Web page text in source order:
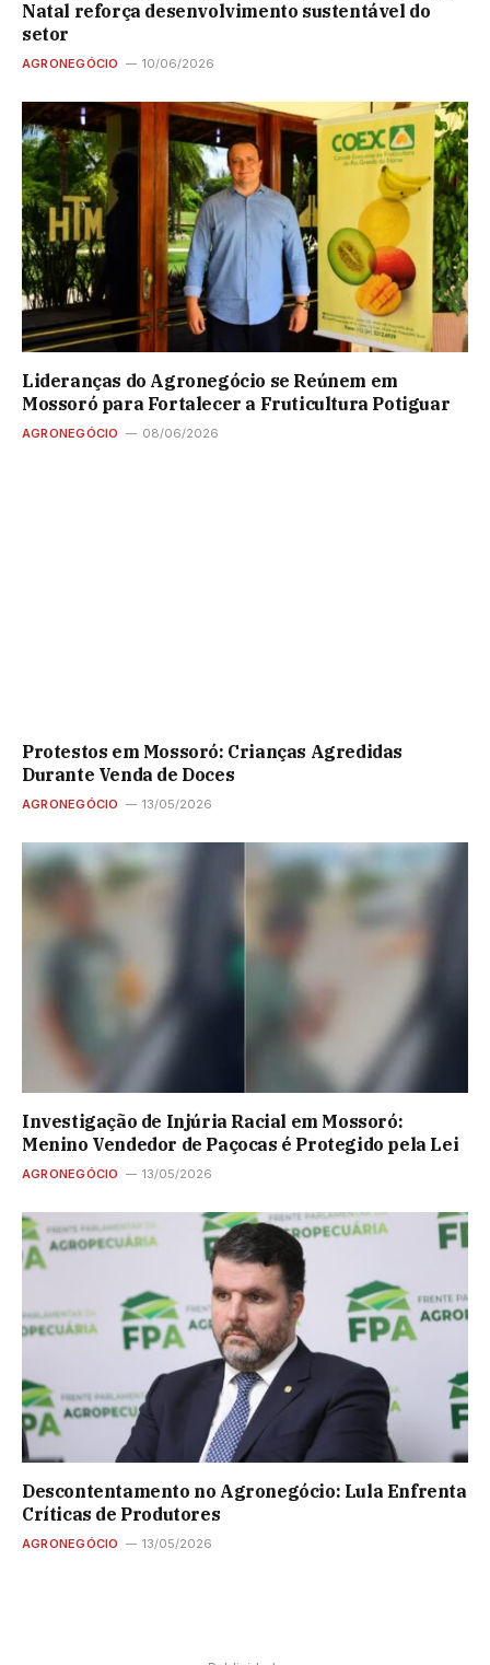
Natal reforça desenvolvimento sustentável do
setor
AGRONEGÓCIO 10/06/2026
Lideranças do Agronegócio se Reúnem em
Mossoró para Fortalecer a Fruticultura Potiguar
AGRONEGÓCIO 08/06/2026
Protestos em Mossoró: Crianças Agredidas
Durante Venda de Doces
AGRONEGÓCIO 13/05/2026
Investigação de Injúria Racial em Mossoró:
Menino Vendedor de Paçocas é Protegido pela Lei
AGRONEGÓCIO 13/05/2026
Descontentamento no Agronegócio: Lula Enfrenta
Críticas de Produtores
AGRONEGÓCIO 13/05/2026